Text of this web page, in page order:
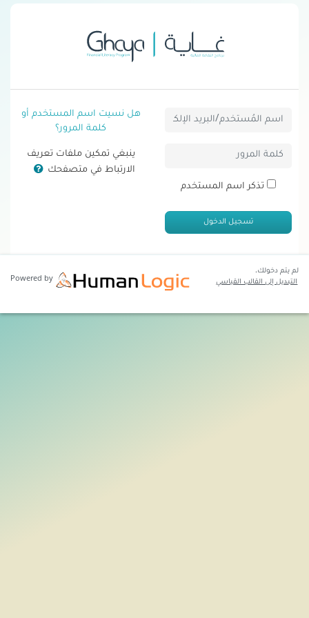
اسم المُستخدم/البريد الإلكتروني
تذكر اسم المستخدم
تسجيل الدخول
هل نسيت اسم المستخدم أو
كلمة المرور؟
ينبغي تمكين ملفات تعريف
الارتباط في متصفحك
لم يتم دخولك.
التبديل إلى القالب القياسي
Powered by